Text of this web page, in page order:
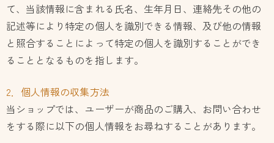
て、当該情報に含まれる氏名、生年月日、連絡先その他の
記述等により特定の個人を識別できる情報、及び他の情報
と照合することによって特定の個人を識別することができ
ることとなるものを指します。
2．個人情報の収集方法
当ショップでは、ユーザーが商品のご購入、お問い合わせ
をする際に以下の個人情報をお尋ねすることがあります。